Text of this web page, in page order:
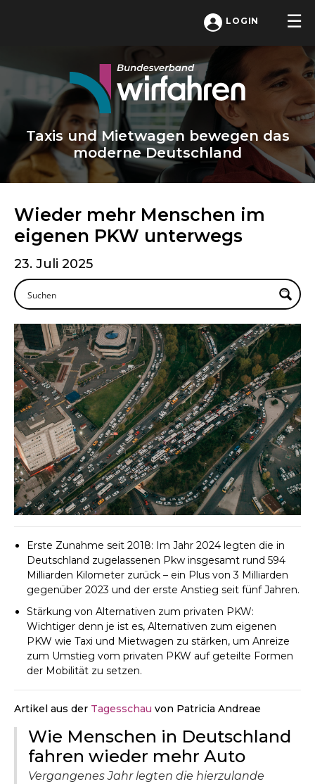
LOGIN
Taxis und Mietwagen bewegen das
moderne Deutschland
Wieder mehr Menschen im
eigenen PKW unterwegs
23. Juli 2025
Erste Zunahme seit 2018: Im Jahr 2024 legten die in
Deutschland zugelassenen Pkw insgesamt rund 594
Milliarden Kilometer zurück – ein Plus von 3 Milliarden
gegenüber 2023 und der erste Anstieg seit fünf Jahren.
Stärkung von Alternativen zum privaten PKW:
Wichtiger denn je ist es, Alternativen zum eigenen
PKW wie Taxi und Mietwagen zu stärken, um Anreize
zum Umstieg vom privaten PKW auf geteilte Formen
der Mobilität zu setzen.
Artikel aus der Tagesschau von Patricia Andreae
Wie Menschen in Deutschland
fahren wieder mehr Auto
Vergangenes Jahr legten die hierzulande